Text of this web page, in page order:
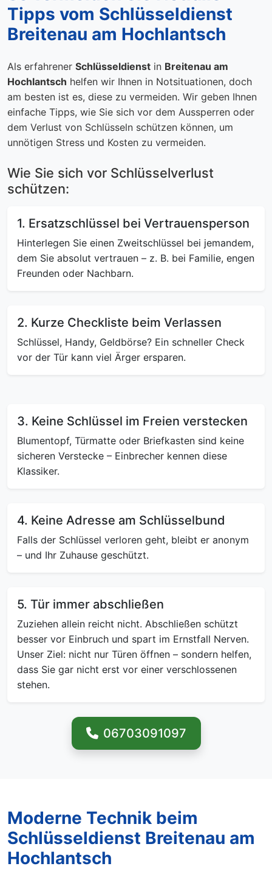
Tipps vom Schlüsseldienst
Breitenau am Hochlantsch
Als erfahrener Schlüsseldienst in Breitenau am
Hochlantsch helfen wir Ihnen in Notsituationen, doch
am besten ist es, diese zu vermeiden. Wir geben Ihnen
einfache Tipps, wie Sie sich vor dem Aussperren oder
dem Verlust von Schlüsseln schützen können, um
unnötigen Stress und Kosten zu vermeiden.
Wie Sie sich vor Schlüsselverlust
schützen:
1. Ersatzschlüssel bei Vertrauensperson
Hinterlegen Sie einen Zweitschlüssel bei jemandem,
dem Sie absolut vertrauen – z. B. bei Familie, engen
Freunden oder Nachbarn.
2. Kurze Checkliste beim Verlassen
Schlüssel, Handy, Geldbörse? Ein schneller Check
vor der Tür kann viel Ärger ersparen.
3. Keine Schlüssel im Freien verstecken
Blumentopf, Türmatte oder Briefkasten sind keine
sicheren Verstecke – Einbrecher kennen diese
Klassiker.
4. Keine Adresse am Schlüsselbund
Falls der Schlüssel verloren geht, bleibt er anonym
– und Ihr Zuhause geschützt.
5. Tür immer abschließen
Zuziehen allein reicht nicht. Abschließen schützt
besser vor Einbruch und spart im Ernstfall Nerven.
Unser Ziel: nicht nur Türen öffnen – sondern helfen,
dass Sie gar nicht erst vor einer verschlossenen
stehen.
06703091097
Moderne Technik beim
Schlüsseldienst Breitenau am
Hochlantsch